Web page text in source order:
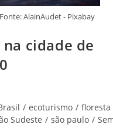
AlainAudet - Pixabay
cidade de
/ ecoturismo / floresta
Sudeste / são paulo /